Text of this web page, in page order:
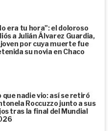
era tu hora": el doloroso
a Julián Álvarez Guardia,
joven por cuya muerte fue
su novia en Chaco
que nadie vio: así se retiró
Roccuzzo junto a sus
tras la final del Mundial